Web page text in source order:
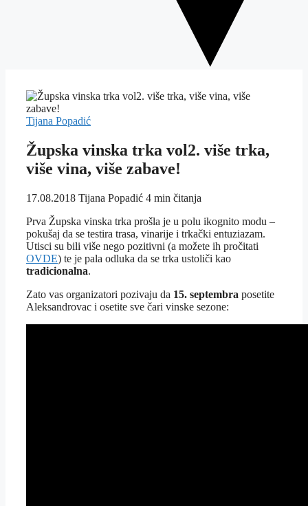
Tijana Popadić
Župska vinska trka vol2. više trka,
više vina, više zabave!
17.08.2018 Tijana Popadić 4 min čitanja
Prva Župska vinska trka prošla je u polu ikognito modu –
pokušaj da se testira trasa, vinarije i trkački entuziazam.
Utisci su bili više nego pozitivni (a možete ih pročitati
OVDE) te je pala odluka da se trka ustoliči kao
tradicionalna.
Zato vas organizatori pozivaju da 15. septembra posetite
Aleksandrovac i osetite sve čari vinske sezone: